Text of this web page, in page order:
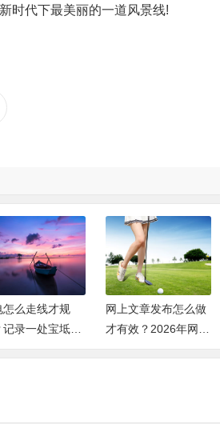
时代下最美丽的一道风景线!
章发布怎么做
？2026年网上
发布完整操作指
网站新闻发布平台怎
么选？2026年企业多
渠道新闻发布的实操